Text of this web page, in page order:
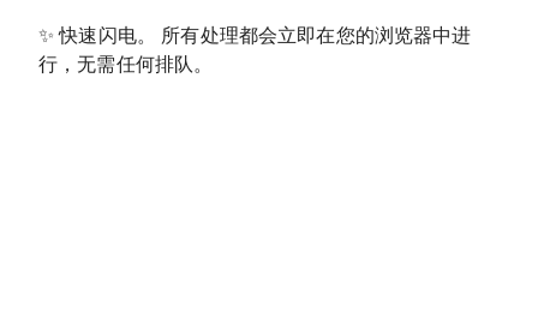
✨快速闪电。 所有处理都会立即在您的浏览器中进
行，无需任何排队。